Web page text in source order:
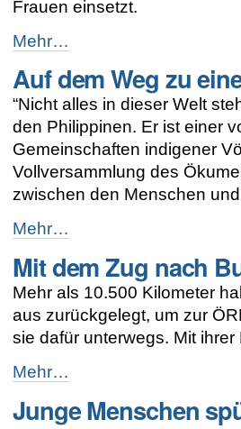
Frauen einsetzt.
Ganz
in
Schwarz
gegen
Gewalt
an
-
Mehr…
Auf dem Weg zu
“Nicht alles in dieser Welt
den Philippinen. Er ist einer
Gemeinschaften indigener
Vollversammlung des
zwischen den Menschen
Auf
dem
Weg
zu
einem
weltweiten
der
Völker
Mehr…
Mit dem Zug nach
Mehr als 10.500 Kilometer
aus zurückgelegt, um zur
sie dafür unterwegs. Mit
Mit
dem
Zug
nach
Mehr…
Junge Menschen